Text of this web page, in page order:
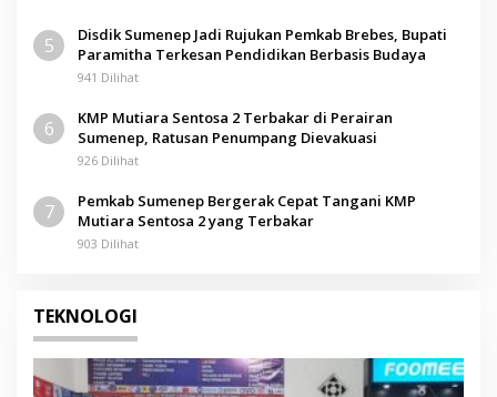
5
Disdik Sumenep Jadi Rujukan Pemkab Brebes, Bupati
Paramitha Terkesan Pendidikan Berbasis Budaya
941 Dilihat
6
KMP Mutiara Sentosa 2 Terbakar di Perairan
Sumenep, Ratusan Penumpang Dievakuasi
926 Dilihat
7
Pemkab Sumenep Bergerak Cepat Tangani KMP
Mutiara Sentosa 2 yang Terbakar
903 Dilihat
TEKNOLOGI